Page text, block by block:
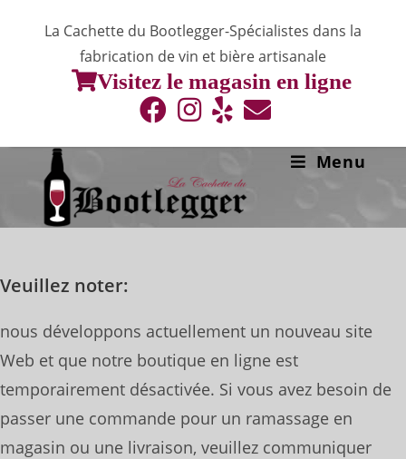
La Cachette du Bootlegger-Spécialistes dans la
fabrication de vin et bière artisanale
Visitez le magasin en ligne
Menu
Veuillez noter:
nous développons actuellement un nouveau site
Web et que notre boutique en ligne est
temporairement désactivée. Si vous avez besoin de
passer une commande pour un ramassage en
magasin ou une livraison, veuillez communiquer